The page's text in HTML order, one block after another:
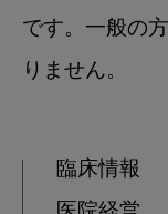
です。一般の
りません。
臨床情報